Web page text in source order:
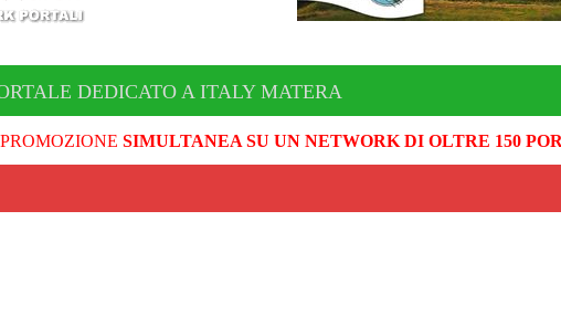
DEDICATO A ITALY MATERA
SIMULTANEA SU UN NETWORK DI OLTRE 150